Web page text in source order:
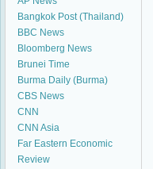
Bangkok Post (Thailand)
BBC News
Bloomberg News
Brunei Time
Burma Daily (Burma)
CBS News
CNN
CNN Asia
Far Eastern Economic
Review